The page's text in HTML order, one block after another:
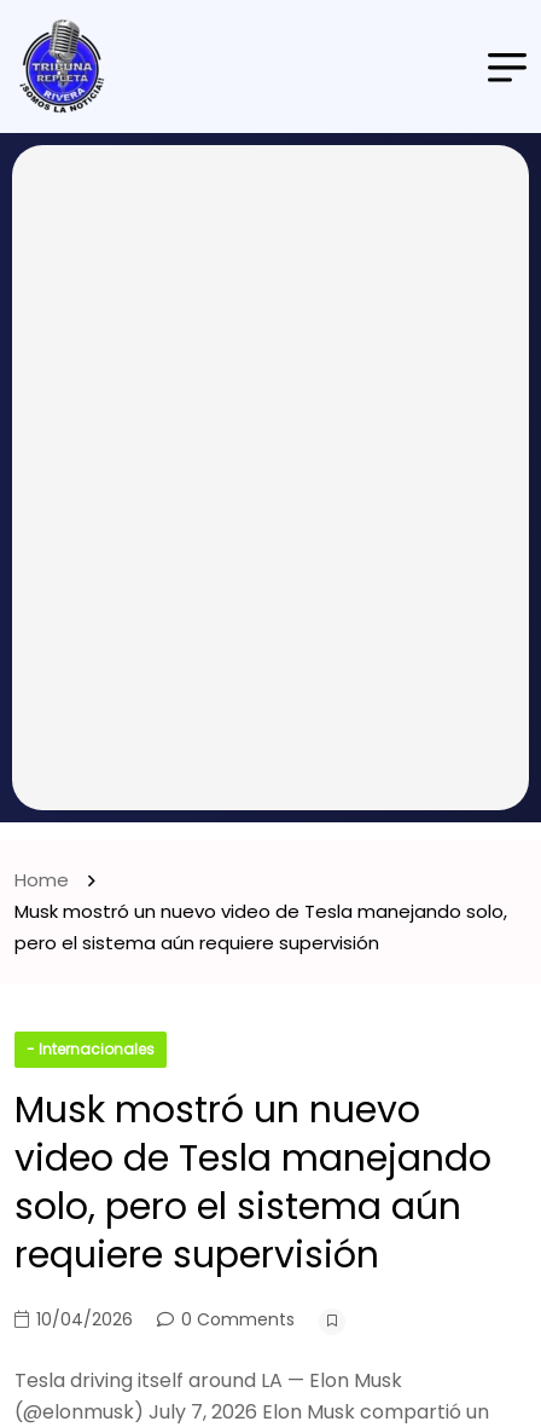
Home
Musk mostró un nuevo video de Tesla manejando solo,
pero el sistema aún requiere supervisión
- Internacionales
Musk mostró un nuevo
video de Tesla manejando
solo, pero el sistema aún
requiere supervisión
10/04/2026 0 Comments
Tesla driving itself around LA — Elon Musk
(@elonmusk) July 7, 2026 Elon Musk compartió un